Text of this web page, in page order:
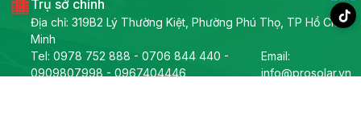
Trụ sở chính
Địa chỉ: 319B2 Lý Thường Kiệt, Phường Phú Thọ, TP Hồ Chí
Minh
Tel: 0978 752 888 - 0706 844 440 -
0909807998 - 0967404446
Email:
info@prosolar.vn